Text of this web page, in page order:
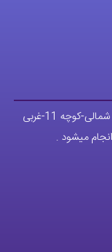
کوچه 11-غربی
میشود .